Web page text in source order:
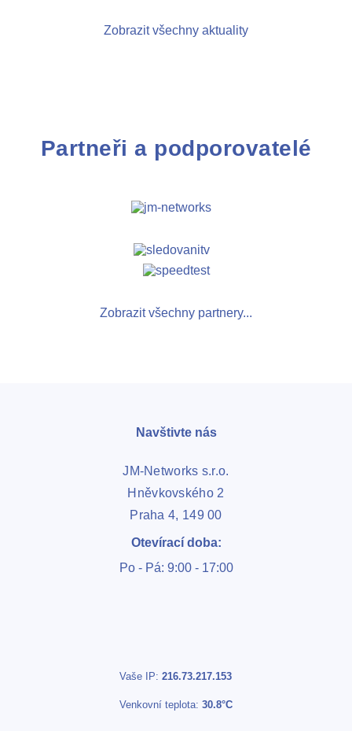
Zobrazit všechny aktuality
Partneři a podporovatelé
Zobrazit všechny partnery...
Vaše IP: 216.73.217.153
Venkovní teplota: 30.8°C
Navštivte nás
JM-Networks s.r.o.
Hněvkovského 2
Praha 4, 149 00
Otevírací doba:
Po - Pá: 9:00 - 17:00